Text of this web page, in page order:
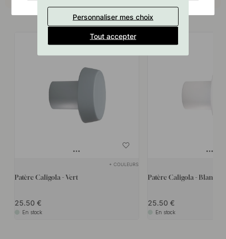
Produits similaires
+ COULEURS
Patère Caligola - Vert
25.50
En stock
Patère Caligola - Blanc
25.50
En stock
Personnaliser mes choix
Tout accepter